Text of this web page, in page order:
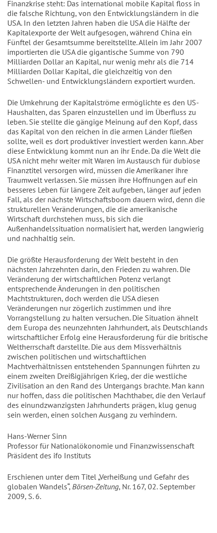
Finanzkrise steht: Das international mobile Kapital floss in
die falsche Richtung, von den Entwicklungsländern in die
USA. In den letzten Jahren haben die USA die Hälfte der
Kapitalexporte der Welt aufgesogen, während China ein
Fünftel der Gesamtsumme bereitstellte. Allein im Jahr 2007
importierten die USA die gigantische Summe von 790
Milliarden Dollar an Kapital, nur wenig mehr als die 714
Milliarden Dollar Kapital, die gleichzeitig von den
Schwellen- und Entwicklungsländern exportiert wurden.
Die Umkehrung der Kapitalströme ermöglichte es den US-
Haushalten, das Sparen einzustellen und im Überfluss zu
leben. Sie stellte die gängige Meinung auf den Kopf, dass
das Kapital von den reichen in die armen Länder fließen
sollte, weil es dort produktiver investiert werden kann. Aber
diese Entwicklung kommt nun an ihr Ende. Da die Welt die
USA nicht mehr weiter mit Waren im Austausch für dubiose
Finanztitel versorgen wird, müssen die Amerikaner ihre
Traumwelt verlassen. Sie müssen ihre Hoffnungen auf ein
besseres Leben für längere Zeit aufgeben, länger auf jeden
Fall, als der nächste Wirtschaftsboom dauern wird, denn die
strukturellen Veränderungen, die die amerikanische
Wirtschaft durchstehen muss, bis sich die
Außenhandelssituation normalisiert hat, werden langwierig
und nachhaltig sein.
Die größte Herausforderung der Welt besteht in den
nächsten Jahrzehnten darin, den Frieden zu wahren. Die
Veränderung der wirtschaftlichen Potenz verlangt
entsprechende Änderungen in den politischen
Machtstrukturen, doch werden die USA diesen
Veränderungen nur zögerlich zustimmen und ihre
Vorrangstellung zu halten versuchen. Die Situation ähnelt
dem Europa des neunzehnten Jahrhundert, als Deutschlands
wirtschaftlicher Erfolg eine Herausforderung für die britische
Weltherrschaft darstellte. Die aus dem Missverhältnis
zwischen politischen und wirtschaftlichen
Machtverhältnissen entstehenden Spannungen führten zu
einem zweiten Dreißigjährigen Krieg, der die westliche
Zivilisation an den Rand des Untergangs brachte. Man kann
nur hoffen, dass die politischen Machthaber, die den Verlauf
des einundzwanzigsten Jahrhunderts prägen, klug genug
sein werden, einen solchen Ausgang zu verhindern.
Hans-Werner Sinn
Professor für Nationalökonomie und Finanzwissenschaft
Präsident des ifo Instituts
Erschienen unter dem Titel „Verheißung und Gefahr des
globalen Wandels“, Börsen-Zeitung, Nr. 167, 02. September
2009, S. 6.